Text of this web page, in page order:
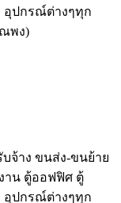
อุปกรณ์ต่างๆทุก
ณพง)
บจ้าง ขนส่ง-ขนย้าย
าน ตู้ออฟฟิศ ตู้
อุปกรณ์ต่างๆทุก